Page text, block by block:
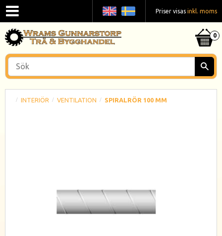
Priser visas inkl. moms
INTERIÖR VENTILATION SPIRALRÖR 100 MM